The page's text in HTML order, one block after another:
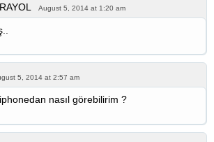
August 5, 2014 at 1:20 am
5, 2014 at 2:57 am
nasıl görebilirim ?